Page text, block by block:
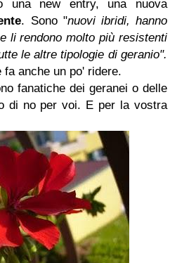
una new entry, una nuova
. Sono "nuovi ibridi, hanno
li rendono molto più resistenti
le altre tipologie di geranio".
fa anche un po' ridere.
fanatiche dei geranei o delle
di no per voi. E per la vostra